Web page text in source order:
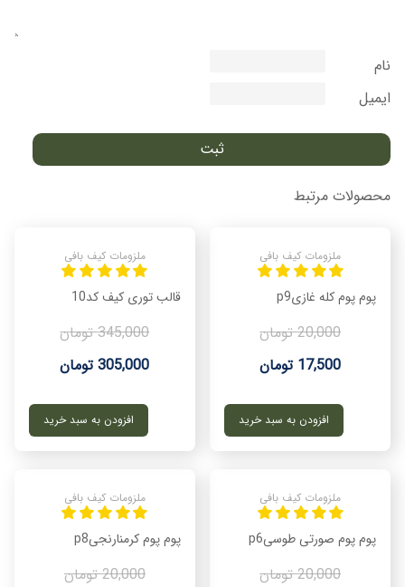
نام
ایمیل
محصولات مرتبط
ملزومات کیف بافی
پوم پوم کله غازیp9
17,500 تومان
20,000 تومان
افزودن به سبد خرید
ملزومات کیف بافی
قالب توری کیف کد10
305,000 تومان
345,000 تومان
افزودن به سبد خرید
ملزومات کیف بافی
پوم پوم صورتی طوسیp6
20,000 تومان
ملزومات کیف بافی
پوم پوم کرمنارنجیp8
20,000 تومان